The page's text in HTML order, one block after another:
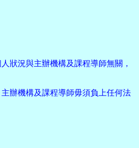
狀況與主辦機構及課程導師無關，
辦機構及課程導師毋須負上任何法